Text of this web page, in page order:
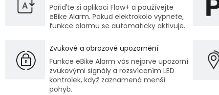
Pořiďte si aplikaci Flow+ a používejte
eBike Alarm. Pokud elektrokolo vypnete,
funkce alarmu se automaticky aktivuje.
Zvukové a obrazové upozornění
Funkce eBike Alarm vás nejprve upozorní
zvukovými signály a rozsvícením LED
kontrolek, když zaznamená menší
pohyb.